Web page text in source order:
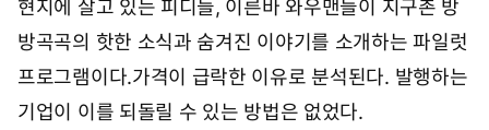
현지에 살고 있는 피디들, 이른바 와우맨들이 지구촌 방
방곡곡의 핫한 소식과 숨겨진 이야기를 소개하는 파일럿
프로그램이다.가격이 급락한 이유로 분석된다. 발행하는
기업이 이를 되돌릴 수 있는 방법은 없었다.